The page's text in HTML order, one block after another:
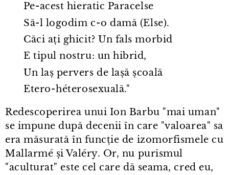
Pe⁠-⁠acest hieratic Paracelse
Să-l logodim c⁠-⁠o damă (Else).
Căci ați ghicit? Un fals morbid
E tipul nostru: un hibrid,
Un laș pervers de lașă școală
Etero⁠-⁠héterosexuală."
Redescoperirea unui Ion Barbu "mai uman"
se impune după decenii în care "valoarea" sa
era măsurată în funcție de izomorfismele cu
Mallarmé și Valéry. Or, nu purismul
"aculturat" este cel care dă seama, cred eu,